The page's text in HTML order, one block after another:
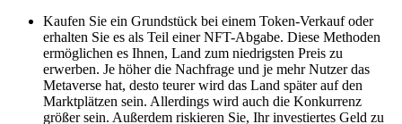
Kaufen Sie ein Grundstück bei einem Token-Verkauf oder
erhalten Sie es als Teil einer NFT-Abgabe. Diese Methoden
ermöglichen es Ihnen, Land zum niedrigsten Preis zu
erwerben. Je höher die Nachfrage und je mehr Nutzer das
Metaverse hat, desto teurer wird das Land später auf den
Marktplätzen sein. Allerdings wird auch die Konkurrenz
größer sein. Außerdem riskieren Sie, Ihr investiertes Geld zu